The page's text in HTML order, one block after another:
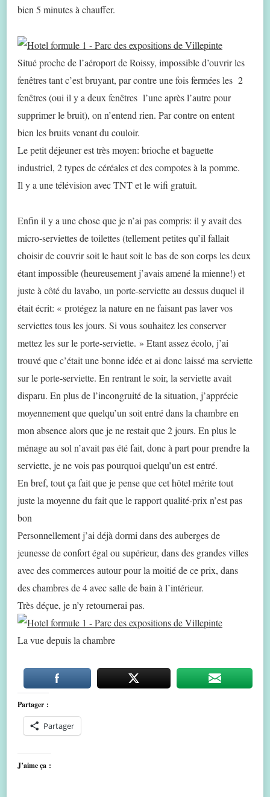
bien 5 minutes à chauffer.
Situé proche de l’aéroport de Roissy, impossible d’ouvrir les
fenêtres tant c’est bruyant, par contre une fois fermées les 2
fenêtres (oui il y a deux fenêtres l’une après l’autre pour
supprimer le bruit), on n’entend rien. Par contre on entent
bien les bruits venant du couloir.
Le petit déjeuner est très moyen: brioche et baguette
industriel, 2 types de céréales et des compotes à la pomme.
Il y a une télévision avec TNT et le wifi gratuit.
Enfin il y a une chose que je n’ai pas compris: il y avait des
micro-serviettes de toilettes (tellement petites qu’il fallait
choisir de couvrir soit le haut soit le bas de son corps les deux
étant impossible (heureusement j’avais amené la mienne!) et
juste à côté du lavabo, un porte-serviette au dessus duquel il
était écrit: « protégez la nature en ne faisant pas laver vos
serviettes tous les jours. Si vous souhaitez les conserver
mettez les sur le porte-serviette. » Etant assez écolo, j’ai
trouvé que c’était une bonne idée et ai donc laissé ma serviette
sur le porte-serviette. En rentrant le soir, la serviette avait
disparu. En plus de l’incongruité de la situation, j’apprécie
moyennement que quelqu’un soit entré dans la chambre en
mon absence alors que je ne restait que 2 jours. En plus le
ménage au sol n’avait pas été fait, donc à part pour prendre la
serviette, je ne vois pas pourquoi quelqu’un est entré.
En bref, tout ça fait que je pense que cet hôtel mérite tout
juste la moyenne du fait que le rapport qualité-prix n’est pas
bon
Personnellement j’ai déjà dormi dans des auberges de
jeunesse de confort égal ou supérieur, dans des grandes villes
avec des commerces autour pour la moitié de ce prix, dans
des chambres de 4 avec salle de bain à l’intérieur.
Très déçue, je n’y retournerai pas.
La vue depuis la chambre
Partager :
Partager
J’aime ça :